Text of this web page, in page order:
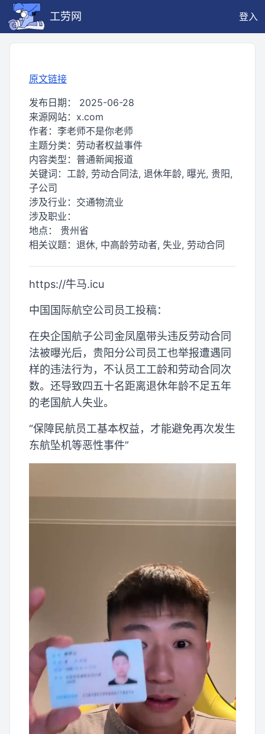
工劳网 登入
原文链接
发布日期： 2025-06-28
来源网站： x.com
作者： 李老师不是你老师
主题分类： 劳动者权益事件
内容类型： 普通新闻报道
关键词： 工龄, 劳动合同法, 退休年龄, 曝光, 贵阳,
子公司
涉及行业： 交通物流业
涉及职业：
地点： 贵州省
相关议题： 退休, 中高龄劳动者, 失业, 劳动合同
https://牛马.icu
中国国际航空公司员工投稿：
在央企国航子公司金凤凰带头违反劳动合同
法被曝光后，贵阳分公司员工也举报遭遇同
样的违法行为，不认员工工龄和劳动合同次
数。还导致四五十名距离退休年龄不足五年
的老国航人失业。
“保障民航员工基本权益，才能避免再次发生
东航坠机等恶性事件”